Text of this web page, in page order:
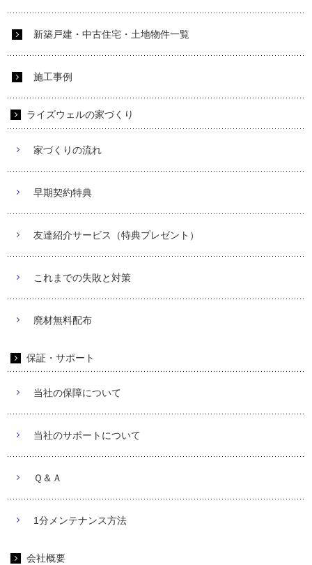
新築戸建・中古住宅・土地物件一覧
施工事例
ライズウェルの家づくり
家づくりの流れ
早期契約特典
友達紹介サービス（特典プレゼント）
これまでの失敗と対策
廃材無料配布
保証・サポート
当社の保障について
当社のサポートについて
Ｑ＆Ａ
1分メンテナンス方法
会社概要